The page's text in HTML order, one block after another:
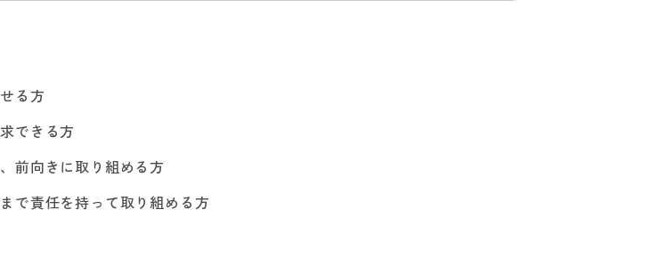
る方
できる方
前向きに取り組める方
で責任を持って取り組める方